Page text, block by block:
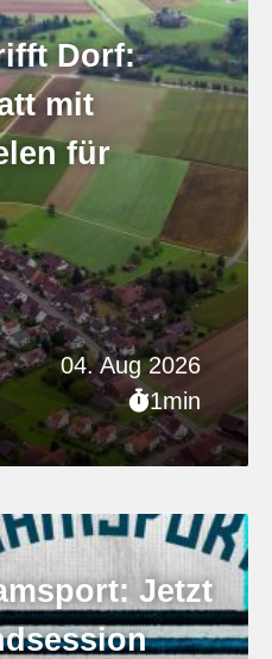
04. Aug 2026
1min
Dorf:
mit
für
Jetzt